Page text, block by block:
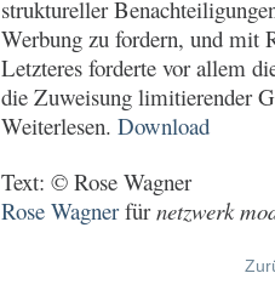
struktureller
Werbung zu fordern, und mit
Letzteres forderte vor allem
die Zuweisung limitierender
Weiterlesen. Download
Text: © Rose Wagner
Rose Wagnerfürnetzwerk